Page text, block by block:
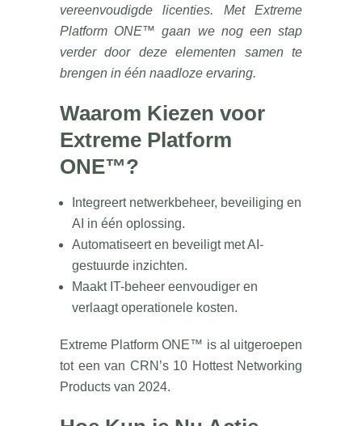
vereenvoudigde licenties. Met Extreme
Platform ONE™ gaan we nog een stap
verder door deze elementen samen te
brengen in één naadloze ervaring.
Waarom Kiezen voor
Extreme Platform
ONE™?
Integreert netwerkbeheer, beveiliging en
AI in één oplossing.
Automatiseert en beveiligt met AI-
gestuurde inzichten.
Maakt IT-beheer eenvoudiger en
verlaagt operationele kosten.
Extreme Platform ONE™ is al uitgeroepen
tot een van CRN’s 10 Hottest Networking
Products van 2024.